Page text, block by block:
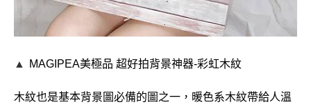
▲ MAGIPEA美極品 超好拍背景神器-彩虹木紋
木紋也是基本背景圖必備的圖之一，暖色系木紋帶給人溫